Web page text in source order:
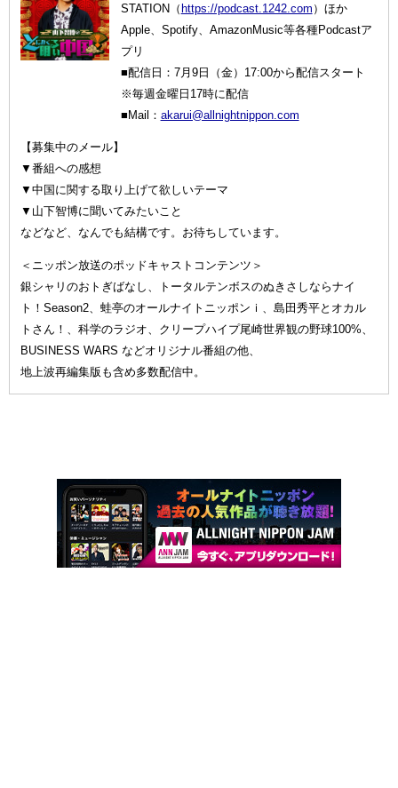
STATION（ https://podcast.1242.com ）ほか
Apple、Spotify、AmazonMusic等各種Podcastア
プリ
■配信日：7月9日（金）17:00から配信スタート
※毎週金曜日17時に配信
■Mail： akarui@allnightnippon.com
【募集中のメール】
▼番組への感想
▼中国に関する取り上げて欲しいテーマ
▼山下智博に聞いてみたいこと
などなど、なんでも結構です。お待ちしています。
＜ニッポン放送のポッドキャストコンテンツ＞
銀シャリのおトぎばなし、トータルテンボスのぬきさしならナイ
ト！Season2、蛙亭のオールナイトニッポンｉ、島田秀平とオカル
トさん！、科学のラジオ、クリープハイプ尾崎世界観の野球100%、
BUSINESS WARS などオリジナル番組の他、
地上波再編集版も含め多数配信中。